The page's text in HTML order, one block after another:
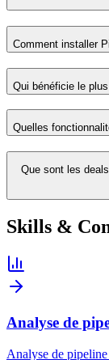
Comment installer
Qui bénéficie le
Quelles
Que sont les
Skills &
Analyse de
Analyse de